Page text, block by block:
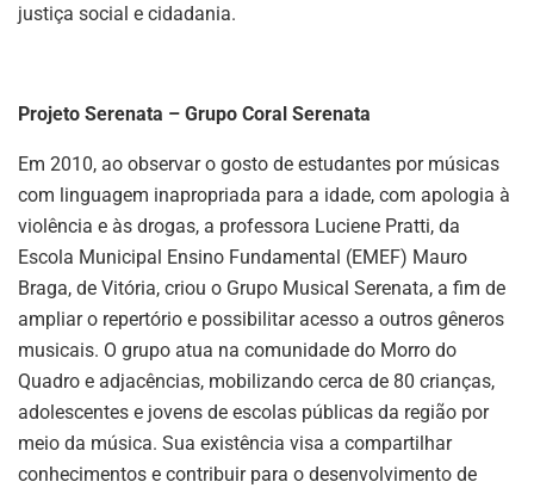
justiça social e cidadania.
Projeto Serenata – Grupo Coral Serenata
Em 2010, ao observar o gosto de estudantes por músicas
com linguagem inapropriada para a idade, com apologia à
violência e às drogas, a professora Luciene Pratti, da
Escola Municipal Ensino Fundamental (EMEF) Mauro
Braga, de Vitória, criou o Grupo Musical Serenata, a fim de
ampliar o repertório e possibilitar acesso a outros gêneros
musicais. O grupo atua na comunidade do Morro do
Quadro e adjacências, mobilizando cerca de 80 crianças,
adolescentes e jovens de escolas públicas da região por
meio da música. Sua existência visa a compartilhar
conhecimentos e contribuir para o desenvolvimento de